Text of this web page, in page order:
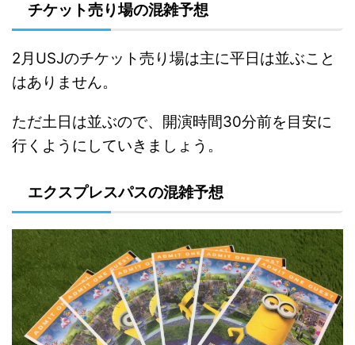
チケット売り場の混雑予想
2月USJのチケット売り場は主に平日は並ぶこと
はありません。
ただ土日は並ぶので、開演時間30分前を目安に
行くようにしていきましょう。
エクスプレスパスの混雑予想